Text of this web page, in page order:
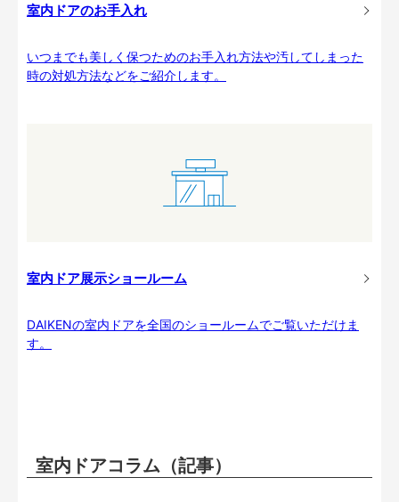
室内ドアのお手入れ
いつまでも美しく保つためのお手入れ方法や汚してしまった
時の対処方法などをご紹介します。
室内ドア展示ショールーム
DAIKENの室内ドアを全国のショールームでご覧いただけま
す。
室内ドアコラム（記事）